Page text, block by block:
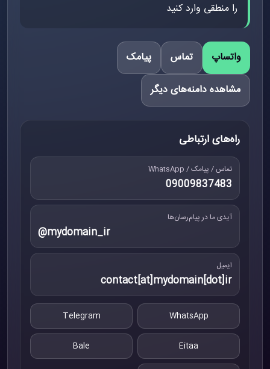
را منطقی وارد کنید
واتساپ تماس
پیامک
مشاهده دامنه‌های دیگر
راه‌های ارتباطی
تماس / پیامک / WhatsApp
09009837483
آیدی ما در پیام‌رسان‌ها
@mydomain_ir
ایمیل
contact[at]mydomain[dot]ir
WhatsApp
Telegram
Eitaa
Bale